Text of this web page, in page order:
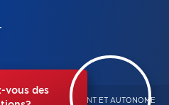
vous des
INDÉPENDANT ET AUTONOME